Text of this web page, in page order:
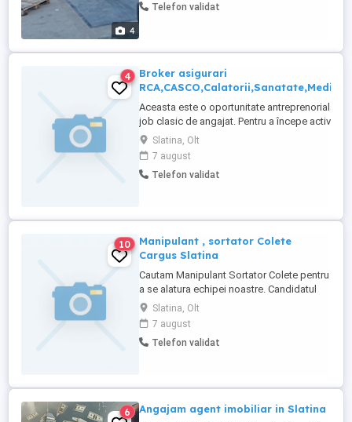
4
Telefon validat
4
Broker asigurari
Aceasta este o oportunitate antreprenorială,
job clasic de angajat. Pentru a începe
este necesară autorizarea profesională
reglementată de ISF:Taxă autorizare: 495 RON
(obligatorie conform legislației în vigoare)
autorizare reprezintă primul pas în dezvoltarea
Slatina, Olt
7 august
Telefon validat
10
Manipulant , sortator Colete
Cargus Slatina
Cautam Manipulant Sortator Colete pentru
a se alatura echipei noastre. Candidatul
ideal va fi responsabil de manipularea,
sortarea și scanarea coletelor, asigurând
acuratețea și eficiența procesului de
expediere. Locatie loc de munca Cargus
Slatina, Olt
7 august
Telefon validat
6 Angajam agent imobiliar in Slatina